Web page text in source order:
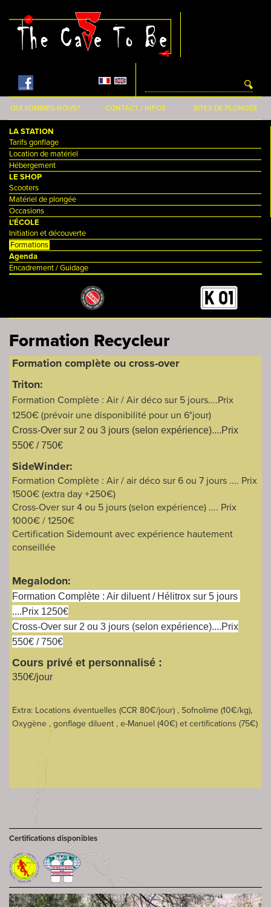
QUI SOMMES-NOUS? CONTACT / INFOS SITES DE PLONGÉE
LA STATION
Tarifs gonflage
Location de matériel
Hébergement
LE SHOP
Scooters
Matériel de plongée
Occasions
L'ÉCOLE
Initiation et découverte
Formations
Agenda
Encadrement / Guidage
Formation Recycleur
Formation complète ou cross-over
Triton:
Formation Complète : Air / Air déco sur 5 jours....Prix
1250€ (prévoir une disponibilité pour un 6°jour)
Cross-Over sur 2 ou 3 jours (selon expérience)....Prix
550€ / 750€
SideWinder:
Formation Complète : Air / air déco sur 6 ou 7 jours .... Prix
1500€ (extra day +250€)
Cross-Over sur 4 ou 5 jours (selon expérience) .... Prix
1000€ / 1250€
Certification Sidemount avec expérience hautement
conseillée
Megalodon:
Formation Complète : Air diluent / Hélitrox sur 5 jours
....Prix 1250€
Cross-Over sur 2 ou 3 jours (selon expérience)....Prix
550€ / 750€
Cours privé et personnalisé :
350€/jour
Extra: Locations éventuelles (CCR 80€/jour) , Sofnolime (10€/kg),
Oxygène , gonflage diluent , e-Manuel (40€) et certifications (75€)
Certifications disponibles